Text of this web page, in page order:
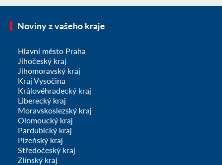
Noviny z vašeho kraje
Hlavní město Praha
Jihočeský kraj
Jihomoravský kraj
Kraj Vysočina
Královéhradecký kraj
Liberecký kraj
Moravskoslezský kraj
Olomoucký kraj
Pardubický kraj
Plzeňský kraj
Středočeský kraj
Zlínský kraj